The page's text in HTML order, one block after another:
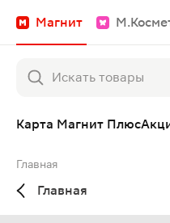
Магнит
Карта Магнит Плюс
Главная
Главная